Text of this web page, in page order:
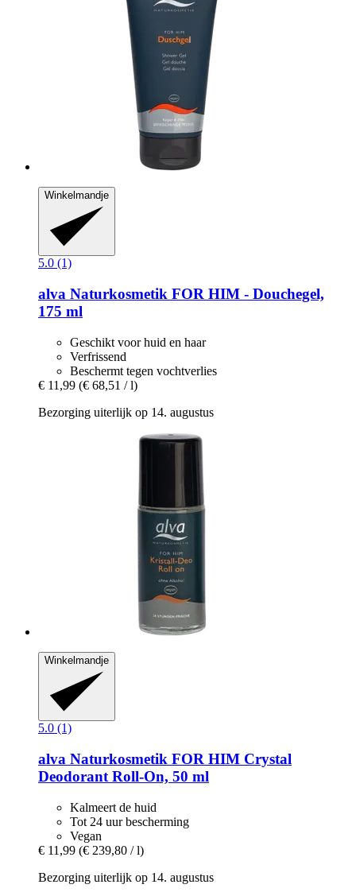
Winkelmandje
5.0 (1)
alva Naturkosmetik FOR HIM -​ Douchegel,
175 ml
Geschikt voor huid en haar
Verfrissend
Beschermt tegen vochtverlies
€ 11,99 (€ 68,51 / l)
Bezorging uiterlijk op 14. augustus
Winkelmandje
5.0 (1)
alva Naturkosmetik FOR HIM Crystal
Deodorant Roll-​On, 50 ml
Kalmeert de huid
Tot 24 uur bescherming
Vegan
€ 11,99 (€ 239,80 / l)
Bezorging uiterlijk op 14. augustus